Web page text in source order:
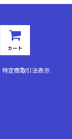
カート
特定商取引法表示